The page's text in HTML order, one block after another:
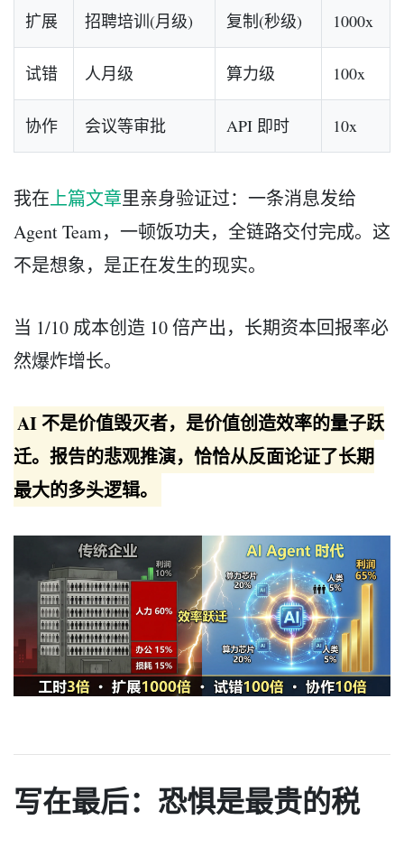
扩展 招聘培训(月级) 复制(秒级) 1000x
试错 人月级 算力级 100x
协作 会议等审批 API 即时 10x
我在上篇文章里亲身验证过：一条消息发给
Agent Team，一顿饭功夫，全链路交付完成。这
不是想象，是正在发生的现实。
当 1/10 成本创造 10 倍产出，长期资本回报率必
然爆炸增长。
AI 不是价值毁灭者，是价值创造效率的量子跃
迁。报告的悲观推演，恰恰从反面论证了长期
最大的多头逻辑。
写在最后：恐惧是最贵的税